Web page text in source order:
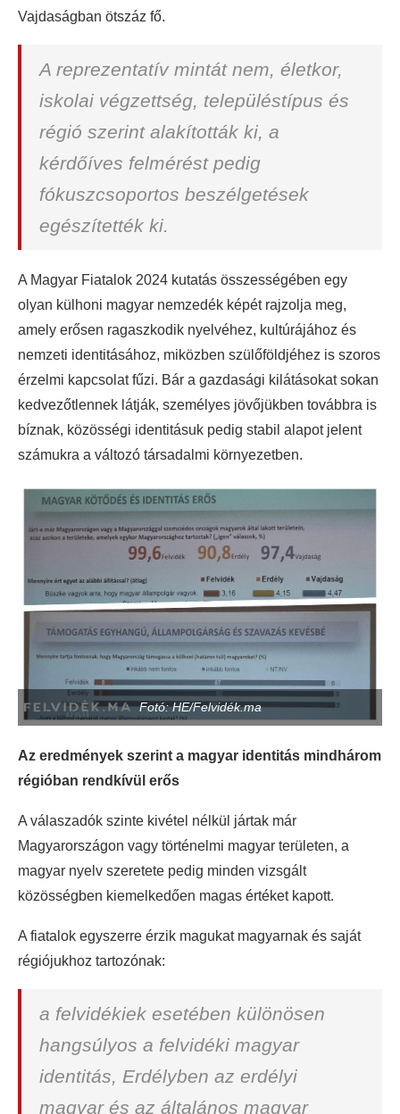
Vajdaságban ötszáz fő.
A reprezentatív mintát nem, életkor,
iskolai végzettség, településtípus és
régió szerint alakították ki, a
kérdőíves felmérést pedig
fókuszcsoportos beszélgetések
egészítették ki.
A Magyar Fiatalok 2024 kutatás összességében egy
olyan külhoni magyar nemzedék képét rajzolja meg,
amely erősen ragaszkodik nyelvéhez, kultúrájához és
nemzeti identitásához, miközben szülőföldjéhez is szoros
érzelmi kapcsolat fűzi. Bár a gazdasági kilátásokat sokan
kedvezőtlennek látják, személyes jövőjükben továbbra is
bíznak, közösségi identitásuk pedig stabil alapot jelent
számukra a változó társadalmi környezetben.
Fotó: HE/Felvidék.ma
Az eredmények szerint a magyar identitás mindhárom
régióban rendkívül erős
A válaszadók szinte kivétel nélkül jártak már
Magyarországon vagy történelmi magyar területen, a
magyar nyelv szeretete pedig minden vizsgált
közösségben kiemelkedően magas értéket kapott.
A fiatalok egyszerre érzik magukat magyarnak és saját
régiójukhoz tartozónak:
a felvidékiek esetében különösen
hangsúlyos a felvidéki magyar
identitás, Erdélyben az erdélyi
magyar és az általános magyar